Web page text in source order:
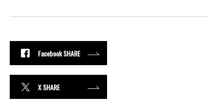
Facebook SHARE
X SHARE